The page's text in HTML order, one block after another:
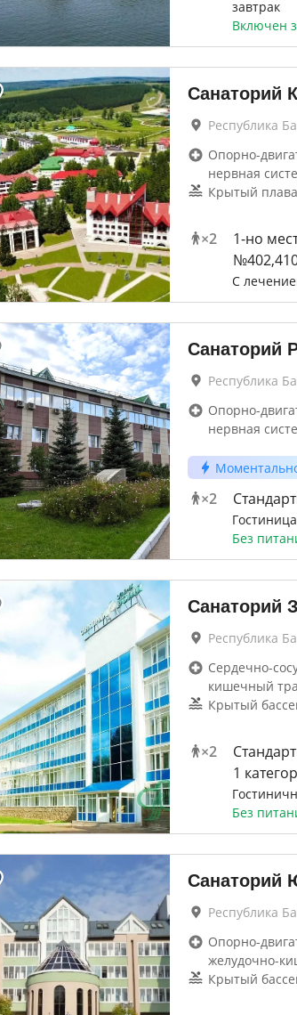
завтрак
Включен
Санаторий
Республика
Опорно-
нервная
Крытый
×2
1-но
С
Санаторий
Республика
Опорно-
нервная
×2
Гостиница
Без
Санаторий
Республика
Сердечно-
кишечный
Крытый
×2
1
Без
Санаторий
Республика
Опорно-
желудочно-
Крытый